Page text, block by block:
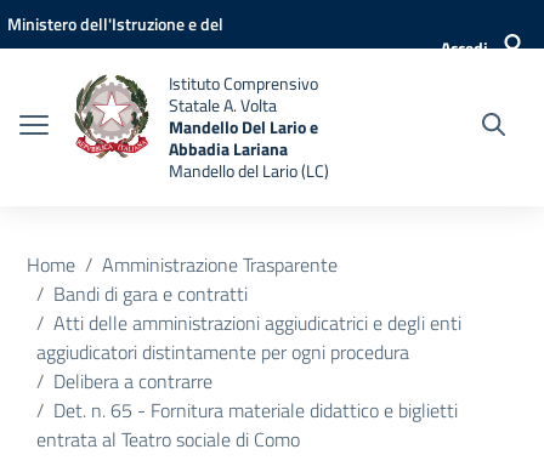
Vai ai contenuti
Vai al menu di navigazione
Vai al footer
Ministero dell'Istruzione e del
Accedi
Istituto Comprensivo
Statale A. Volta
Mandello Del Lario e
Abbadia Lariana
Mandello del Lario (LC)
Home
Amministrazione Trasparente
Bandi di gara e contratti
Atti delle amministrazioni aggiudicatrici e degli enti
aggiudicatori distintamente per ogni procedura
Delibera a contrarre
Det. n. 65 - Fornitura materiale didattico e biglietti
entrata al Teatro sociale di Como